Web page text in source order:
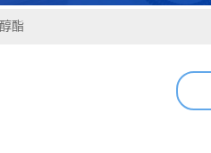
酯